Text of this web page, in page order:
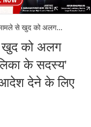
से खुद को अलग...
को अलग
के सदस्य'
आदेश देने के लिए